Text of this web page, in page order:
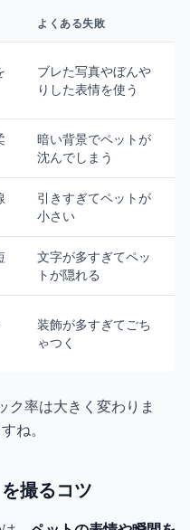
よくある失敗
ブレた写真やぼんや
りした表情を使う
暗い背景でペットが
沈んでしまう
引きすぎてペットが
小さい
文字が多すぎてペッ
トが隠れる
装飾が多すぎてごち
ゃつく
ク率は大きく変わりま
ね。
撮るコツ